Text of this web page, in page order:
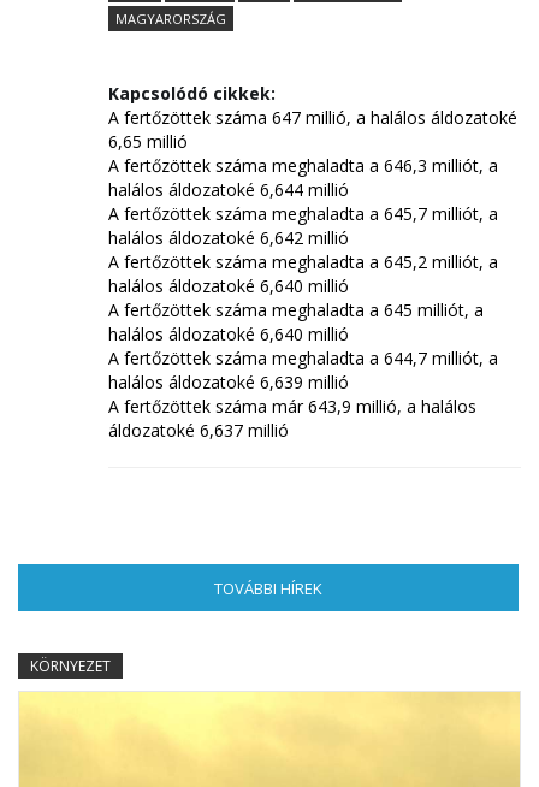
MAGYARORSZÁG
Kapcsolódó cikkek:
A fertőzöttek száma 647 millió, a halálos áldozatoké
6,65 millió
A fertőzöttek száma meghaladta a 646,3 milliót, a
halálos áldozatoké 6,644 millió
A fertőzöttek száma meghaladta a 645,7 milliót, a
halálos áldozatoké 6,642 millió
A fertőzöttek száma meghaladta a 645,2 milliót, a
halálos áldozatoké 6,640 millió
A fertőzöttek száma meghaladta a 645 milliót, a
halálos áldozatoké 6,640 millió
A fertőzöttek száma meghaladta a 644,7 milliót, a
halálos áldozatoké 6,639 millió
A fertőzöttek száma már 643,9 millió, a halálos
áldozatoké 6,637 millió
TOVÁBBI HÍREK
KÖRNYEZET